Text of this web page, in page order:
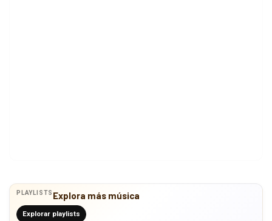
PLAYLISTS Explora más música
Explorar playlists